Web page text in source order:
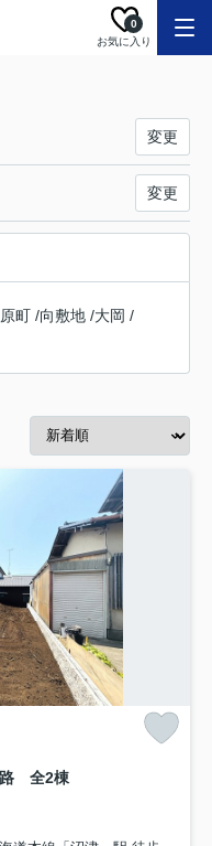
お気に入り
0
変更
変更
町 /向敷地 /大岡 /
路 全2棟